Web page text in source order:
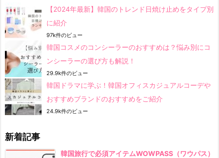
【2024年最新】韓国のトレンド日焼け止めをタイプ別
に紹介
97k件のビュー
韓国コスメのコンシーラーのおすすめは？悩み別にコ
ンシーラーの選び方も解説！
29.9k件のビュー
韓国ドラマに学ぶ！韓国オフィスカジュアルコーデや
おすすめブランドのおすすめをご紹介
24.9k件のビュー
新着記事
韓国旅行で必須アイテムWOWPASS（ワウパス）